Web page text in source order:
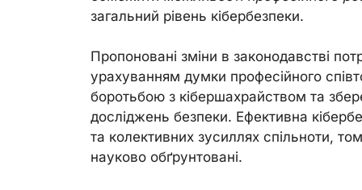
загальний рівень кібербезпеки.
Пропоновані зміни в законодавстві
урахуванням думки професійного
боротьбою з кібершахрайством та
досліджень безпеки. Ефективна
та колективних зусиллях спільноти,
науково обґрунтовані.